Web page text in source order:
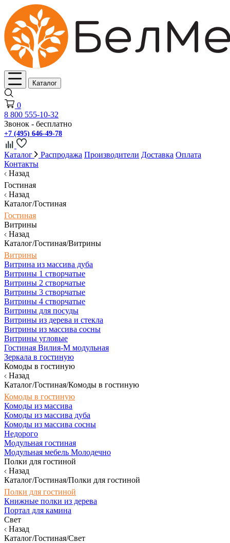
Каталог
0
8 800 555-10-32
Звонок - бесплатно
+7 (495) 646-49-78
Каталог Распродажа Производители Доставка Оплата
Контакты
Назад
Гостиная
Назад
Каталог/Гостиная
Гостиная
Витрины
Назад
Каталог/Гостиная/Витрины
Витрины
Витрина из массива дуба
Витрины 1 створчатые
Витрины 2 створчатые
Витрины 3 створчатые
Витрины 4 створчатые
Витрины для посуды
Витрины из дерева и стекла
Витрины из массива сосны
Витрины угловые
Гостиная Вилия-М модульная
Зеркала в гостиную
Комоды в гостиную
Назад
Каталог/Гостиная/Комоды в гостиную
Комоды в гостиную
Комоды из массива
Комоды из массива дуба
Комоды из массива сосны
Недорого
Модульная гостиная
Модульная мебель Молодечно
Полки для гостиной
Назад
Каталог/Гостиная/Полки для гостиной
Полки для гостиной
Книжные полки из дерева
Портал для камина
Свет
Назад
Каталог/Гостиная/Свет